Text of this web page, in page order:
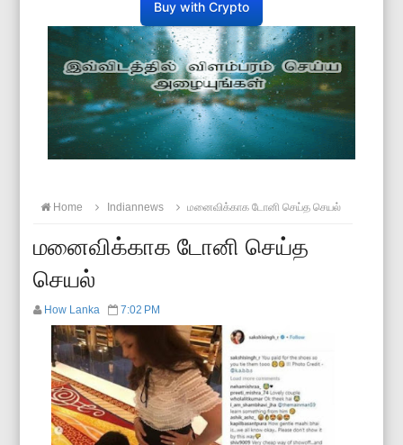
Buy with Crypto
Home Indiannews மனைவிக்காக டோனி செய்த செயல்
மனைவிக்காக டோனி செய்த
செயல்
How Lanka 7:02 PM